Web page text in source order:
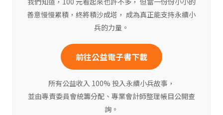
善意慢慢累積，終將積沙成塔， 成為真正能支持永續小
兵的力量。
前往公益電子書下載
所有公益收入 100% 投入永續小兵故事，
並由專責委員會統籌分配、專業會計師整理帳目公開查
詢。